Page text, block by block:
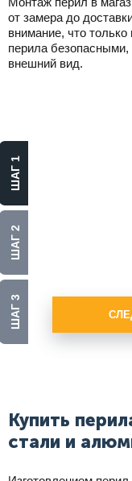
от замера до
внимание, что
перила безопасными,
внешний вид.
ШАГ 3
ШАГ 2
ШАГ 1
Купить
стали и